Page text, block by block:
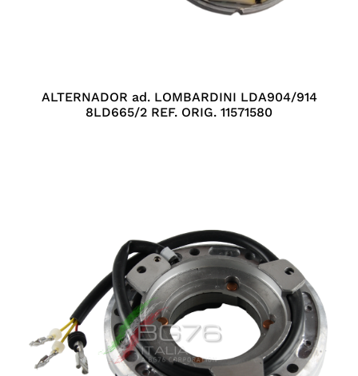
ALTERNADOR ad. LOMBARDINI LDA904/914
8LD665/2 REF. ORIG. 11571580